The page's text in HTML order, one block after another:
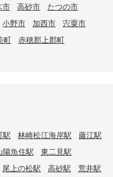
市 高砂市
たつの市
小野市 加西市
宍粟市
町
赤穂郡上郡町
駅 林崎松江海岸駅
藤江駅
陽魚住駅
東二見駅
尾上の松駅 高砂駅
荒井駅